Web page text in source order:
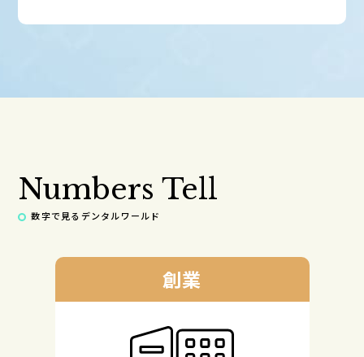
Numbers Tell
数字で見るデンタルワールド
創業